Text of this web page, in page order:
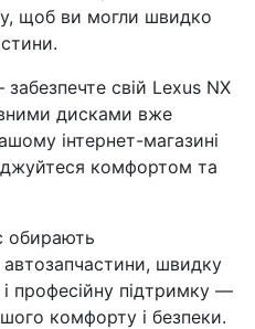
щоб ви могли швидко
свій Lexus NX
дисками вже
інтернет-магазині
комфортом та
обирають
швидку
професійну підтримку —
комфорту і безпеки.